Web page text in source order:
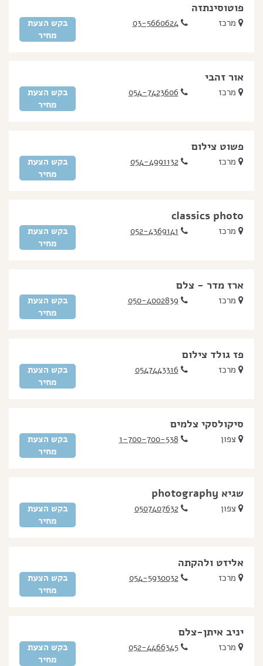
פוטוסינתזה
מרכז 03-5660624
בקש הצעת
מחיר
אור זהבי
מרכז 054-7423606
בקש הצעת
מחיר
פשוט צילום
מרכז 054-4991132
בקש הצעת
מחיר
classics photo
מרכז 052-4369141
בקש הצעת
מחיר
ארז מדר - צלם
מרכז 050-4002839
בקש הצעת
מחיר
פז גולד צילום
מרכז 0547443316
בקש הצעת
מחיר
סיקולסקי צלמים
צפון 1-700-700-538
בקש הצעת
מחיר
שגיא photography
צפון 0507407632
בקש הצעת
מחיר
אליזט ולהקתה
מרכז 054-5930032
בקש הצעת
מחיר
יניב איתן-צלם
מרכז 052-4466345
בקש הצעת
מחיר